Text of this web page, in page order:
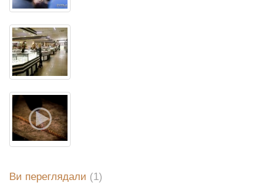
Ви переглядали (1)